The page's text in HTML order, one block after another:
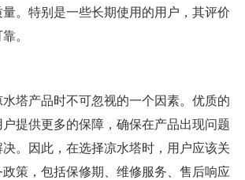
。特别是一些长期使用的用户，其评价
。
塔产品时不可忽视的一个因素。优质的
提供更多的保障，确保在产品出现问题
。因此，在选择凉水塔时，用户应该关
策，包括保修期、维修服务、售后响应